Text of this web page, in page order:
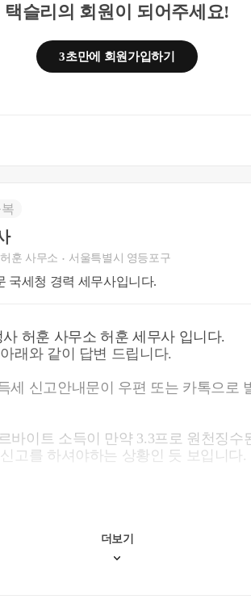
com으로 별도로 연락을 주셔도 됩니다.
택슬리의 회원이 되어주세요!
3초만에 회원가입하기
훈 사무소 서울특별시 영등포구
조세불복 전문 국세청 경력 세무사입니다.
소 허훈 세무사 입니다.
래와 같이 답변 드립니다.
세 신고안내문이 우편 또는 카톡으로
바이트 소득이 만약 3.3프로 원천징수
고를 하셔야하는 상황인 듯 보입니다.
말 ~ 5월초에 발송되는 소득세 신고
더보기